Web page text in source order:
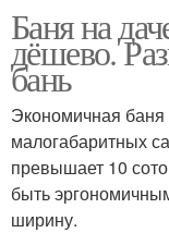
Баня на
дёшево.
бань
Экономичная
малогабаритных
превышает 10
быть
ширину.